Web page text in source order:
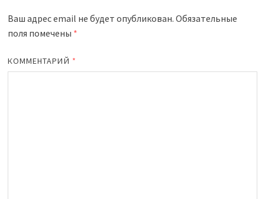
Ваш адрес email не будет опубликован. Обязательные
поля помечены *
КОММЕНТАРИЙ *